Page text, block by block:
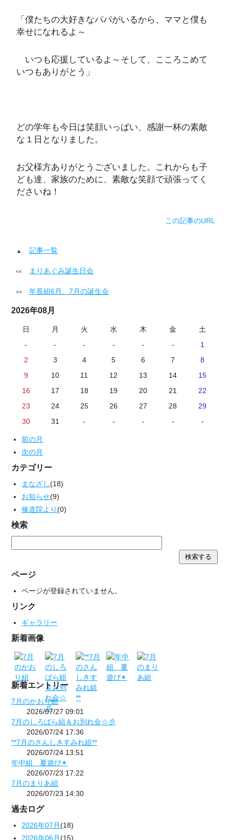
「僕たちの大好きなパパがいるから、ママと僕も
幸せになれるよ～
いつも応援しているよ～そして、こころこめて
いつもありがとう」
どの学年も今日は笑顔いっぱい、感謝一杯の素敵
な１日となりました。
お父様方ありがとうございました。これからも子
ども達、家族のために、素敵な笑顔で頑張ってく
ださいね！
この記事のURL
記事一覧
まりあぐみ誕生日会
年長組6月、7月の誕生会
2026年08月
日 月 火 水 木 金
土
-
- - - - -
1
2
3 4 5 6 7
8
9
10 11 12 13 14
15
16
17 18 19 20 21
22
23
24 25 26 27 28
29
30
31 - - - - -
前の月
次の月
カテゴリー
まなざし(18)
お知らせ(9)
修道院より(0)
検索
ページ
ページが登録されていません。
リンク
ギャラリー
新着画像
新着エントリー
7月のかおり組
2026/07/27 09:01
7月のしろばら組＆お別れ会☆彡
2026/07/24 17:36
**7月のさんしきすみれ組**
2026/07/24 13:51
年中組 夏遊び✴
2026/07/23 17:22
7月のまりあ組
2026/07/23 14:30
過去ログ
2026年07月(18)
2026年06月(15)